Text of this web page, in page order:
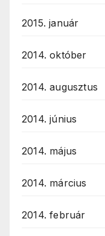
2015. január
2014. október
2014. augusztus
2014. június
2014. május
2014. március
2014. február